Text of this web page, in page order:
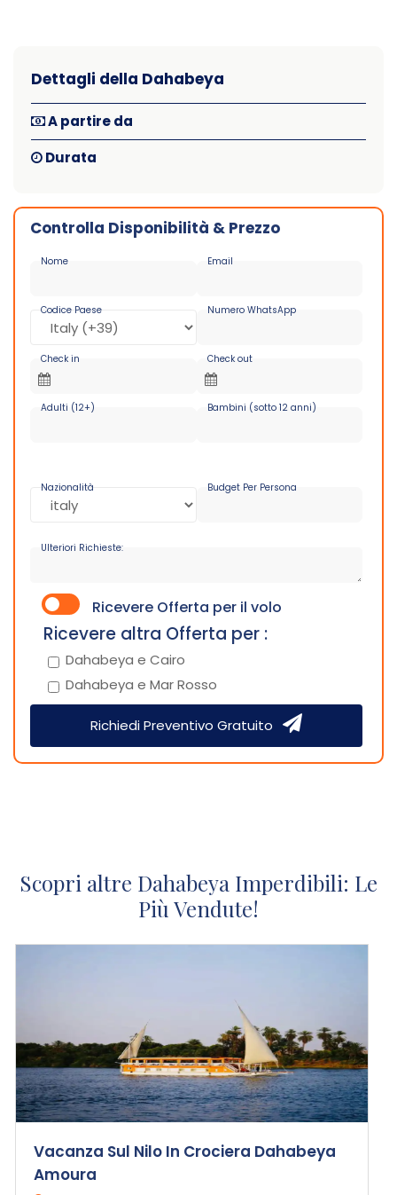
Dettagli della Dahabeya
A partire da
Durata
Controlla Disponibilità & Prezzo
Nome Email
Codice Paese Numero WhatsApp
Check in Check out
Adulti (12+) Bambini (sotto 12 anni)
Nazionalità Budget Per Persona
Ulteriori Richieste:
Ricevere Offerta per il volo
Ricevere altra Offerta per :
Dahabeya e Cairo
Dahabeya e Mar Rosso
Richiedi Preventivo Gratuito
Scopri altre Dahabeya Imperdibili: Le
Più Vendute!
Vacanza Sul Nilo In Crociera Dahabeya
Amoura